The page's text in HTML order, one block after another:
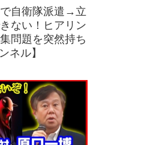
で自衛隊派遣→立
ない！ヒアリン
問題を突然持ち
ネル】